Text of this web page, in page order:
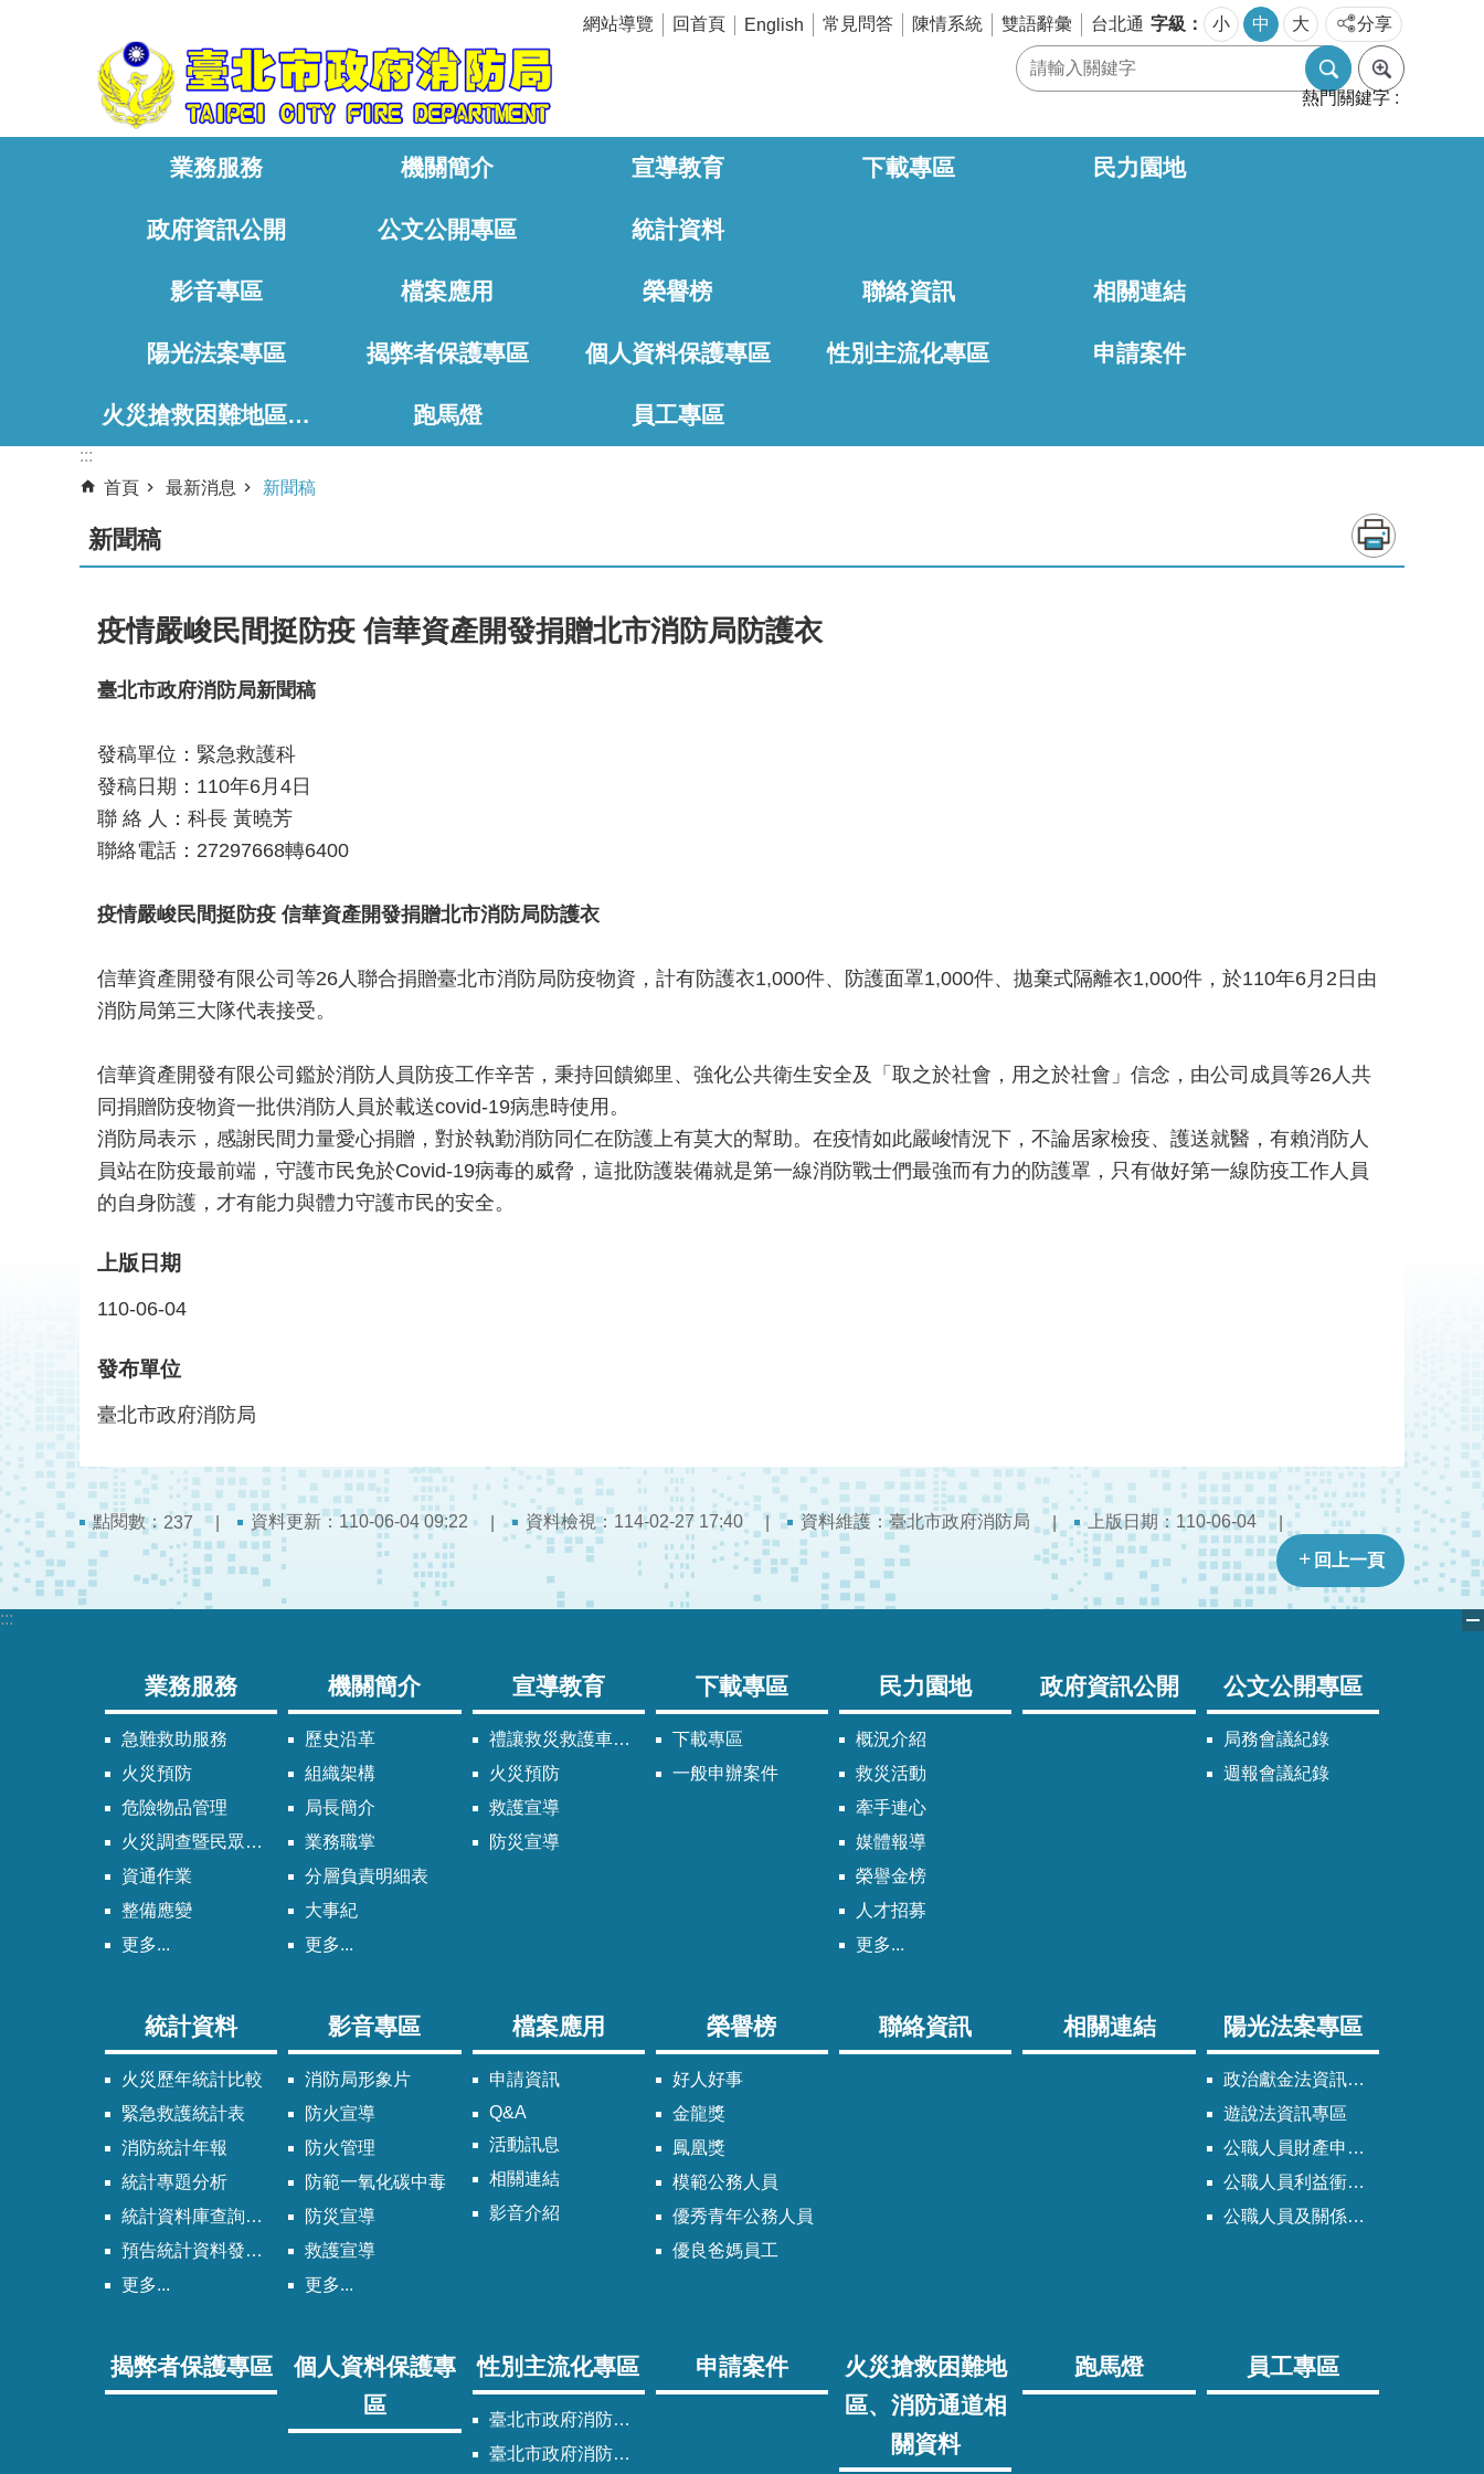
網站導覽 回首頁 English 常見問答 陳情系統 雙語辭彙 台北通 字級 小 中 大 分享
熱門關鍵字
業務服務 機關簡介 宣導教育 下載專區 民力園地
政府資訊公開 公文公開專區 統計資料
影音專區 檔案應用 榮譽榜 聯絡資訊 相關連結
陽光法案專區 揭弊者保護專區 個人資料保護專區 性別主流化專區 申請案件
火災搶救困難地區、消防通道相關資料 跑馬燈 員工專區
:::
首頁
最新消息 新聞稿
新聞稿
疫情嚴峻民間挺防疫 信華資產開發捐贈北市消防局防護衣
臺北市政府消防局新聞稿
發稿單位：緊急救護科
發稿日期：110年6月4日
聯 絡 人：科長 黃曉芳
聯絡電話：27297668轉6400
疫情嚴峻民間挺防疫 信華資產開發捐贈北市消防局防護衣
信華資產開發有限公司等26人聯合捐贈臺北市消防局防疫物資，計有防護衣1,000件、防護面罩1,000件、拋棄式隔離衣1,000件，於110年6月2日由
消防局第三大隊代表接受。
信華資產開發有限公司鑑於消防人員防疫工作辛苦，秉持回饋鄉里、強化公共衛生安全及「取之於社會，用之於社會」信念，由公司成員等26人共
同捐贈防疫物資一批供消防人員於載送covid-19病患時使用。
消防局表示，感謝民間力量愛心捐贈，對於執勤消防同仁在防護上有莫大的幫助。在疫情如此嚴峻情況下，不論居家檢疫、護送就醫，有賴消防人
員站在防疫最前端，守護市民免於Covid-19病毒的威脅，這批防護裝備就是第一線消防戰士們最強而有力的防護罩，只有做好第一線防疫工作人員
的自身防護，才有能力與體力守護市民的安全。
上版日期
110-06-04
發布單位
臺北市政府消防局
點閱數： 237 資料更新：110-06-04 09:22 資料檢視：114-02-27 17:40 資料維護：臺北市政府消防局 上版日期：110-06-04
回上一頁
:::
業務服務
急難救助服務
火災預防
危險物品管理
火災調查暨民眾申請服務
資通作業
整備應變
更多...
機關簡介
歷史沿革
組織架構
局長簡介
業務職掌
分層負責明細表
大事紀
更多...
宣導教育
禮讓救災救護車輛須知
火災預防
救護宣導
防災宣導
下載專區
下載專區
一般申辦案件
民力園地
概況介紹
救災活動
牽手連心
媒體報導
榮譽金榜
人才招募
更多...
政府資訊公開 公文公開專區
局務會議紀錄
週報會議紀錄
統計資料
火災歷年統計比較
緊急救護統計表
消防統計年報
統計專題分析
統計資料庫查詢系統
預告統計資料發布時間表
更多...
影音專區
消防局形象片
防火宣導
防火管理
防範一氧化碳中毒
防災宣導
救護宣導
更多...
檔案應用
申請資訊
Q&A
活動訊息
相關連結
影音介紹
榮譽榜
好人好事
金龍獎
鳳凰獎
模範公務人員
優秀青年公務人員
優良爸媽員工
聯絡資訊 相關連結 陽光法案專區
政治獻金法資訊專區
遊說法資訊專區
公職人員財產申報法資訊專區
公職人員利益衝突迴避法資訊專區
公職人員及關係人身分關係公開專區
揭弊者保護專區
個人資料保護專
區
性別主流化專區
臺北市政府消防局性別主流化實施計畫
臺北市政府消防局性別平等專案小組委員名單
申請案件
火災搶救困難地
區、消防通道相
關資料
跑馬燈 員工專區